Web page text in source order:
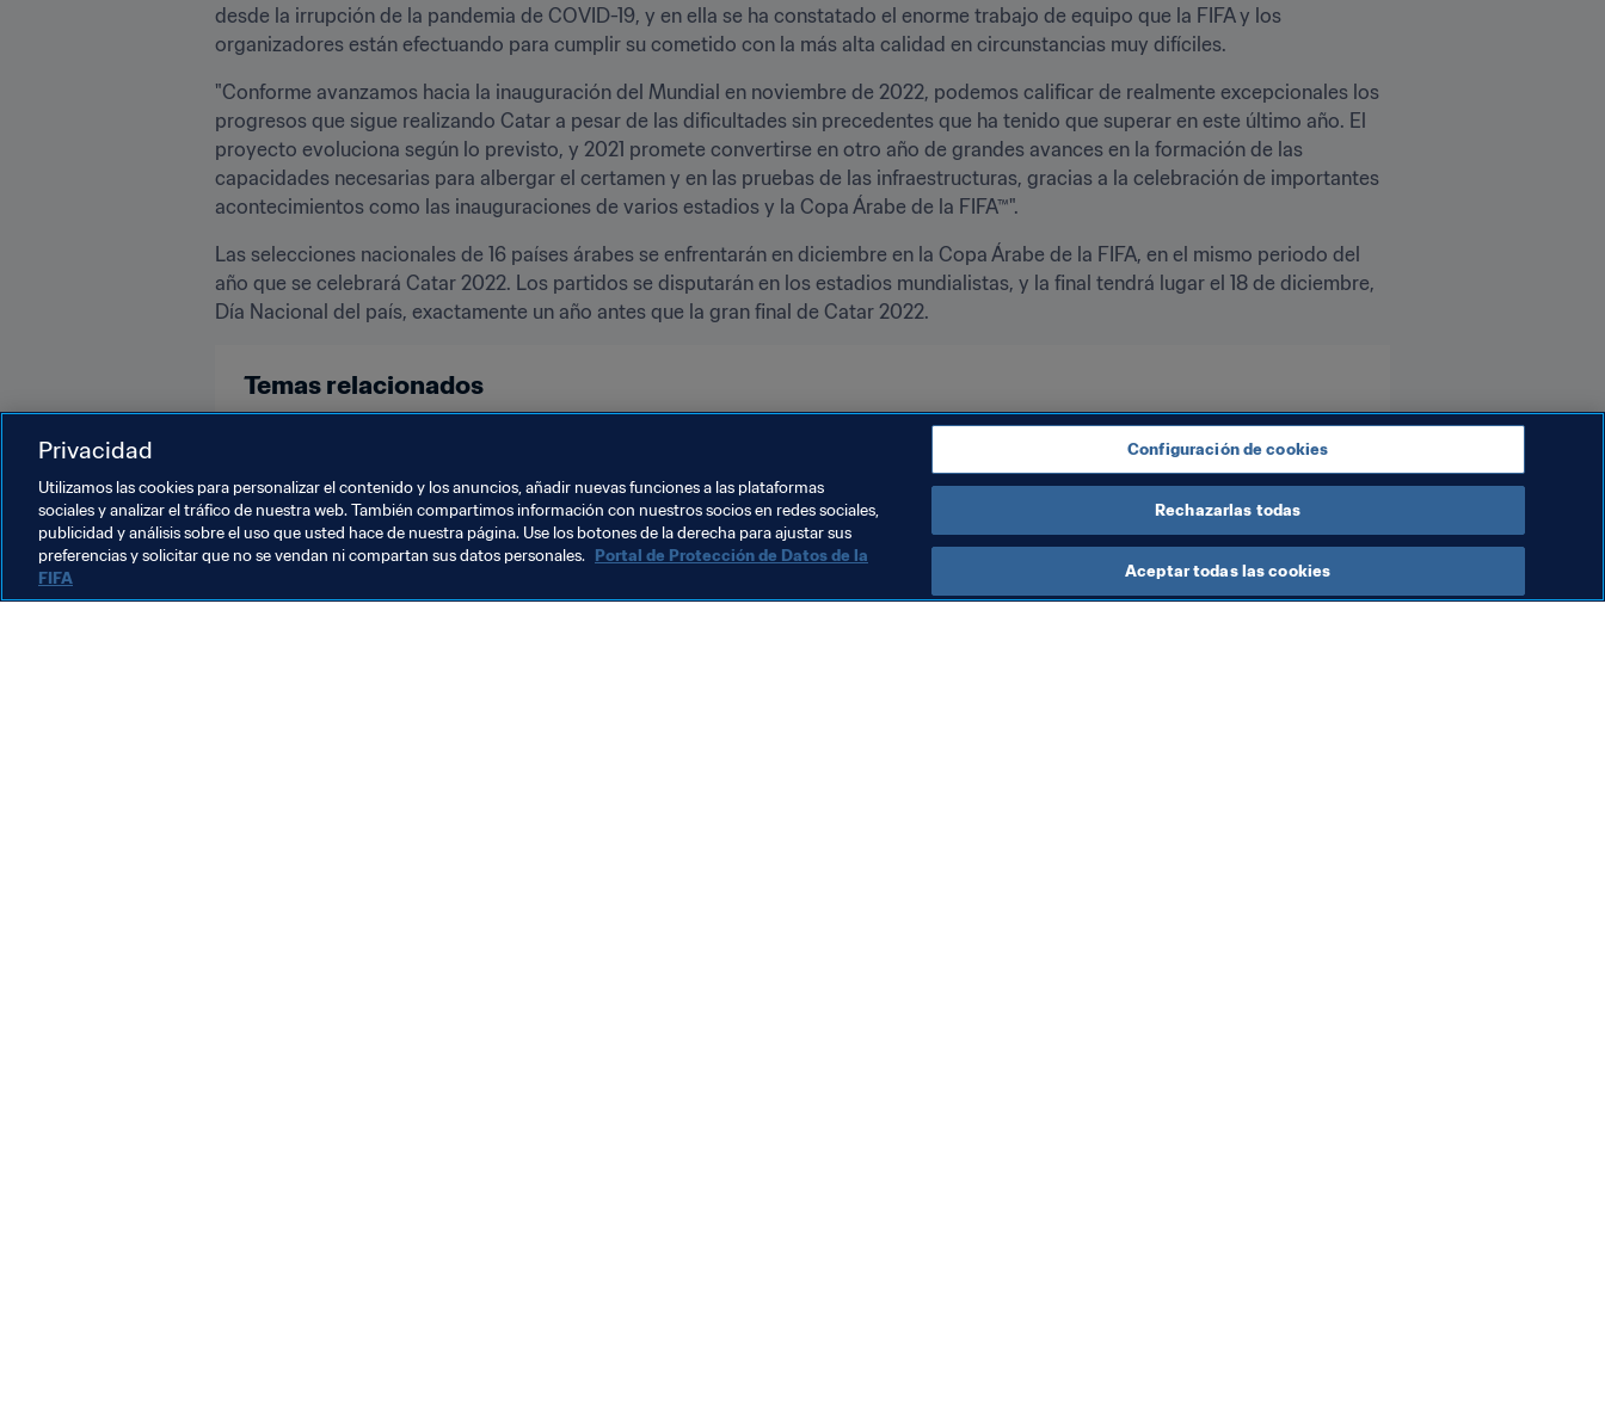
desde la irrupción de la pandemia de COVID-19, y en ella se ha constatado el enorme trabajo de equipo que la FIFA y los
organizadores están efectuando para cumplir su cometido con la más alta calidad en circunstancias muy difíciles.
"Conforme avanzamos hacia la inauguración del Mundial en noviembre de 2022, podemos calificar de realmente excepcionales los
progresos que sigue realizando Catar a pesar de las dificultades sin precedentes que ha tenido que superar en este último año. El
proyecto evoluciona según lo previsto, y 2021 promete convertirse en otro año de grandes avances en la formación de las
capacidades necesarias para albergar el certamen y en las pruebas de las infraestructuras, gracias a la celebración de importantes
acontecimientos como las inauguraciones de varios estadios y la Copa Árabe de la FIFA™".
Las selecciones nacionales de 16 países árabes se enfrentarán en diciembre en la Copa Árabe de la FIFA, en el mismo periodo del
año que se celebrará Catar 2022. Los partidos se disputarán en los estadios mundialistas, y la final tendrá lugar el 18 de diciembre,
Día Nacional del país, exactamente un año antes que la gran final de Catar 2022.
Temas relacionados
Privacidad
Utilizamos las cookies para personalizar el contenido y los anuncios, añadir nuevas funciones a las plataformas
sociales y analizar el tráfico de nuestra web. También compartimos información con nuestros socios en redes sociales,
publicidad y análisis sobre el uso que usted hace de nuestra página. Use los botones de la derecha para ajustar sus
preferencias y solicitar que no se vendan ni compartan sus datos personales. Portal de Protección de Datos de la
FIFA
Configuración de cookies
Rechazarlas todas
Aceptar todas las cookies